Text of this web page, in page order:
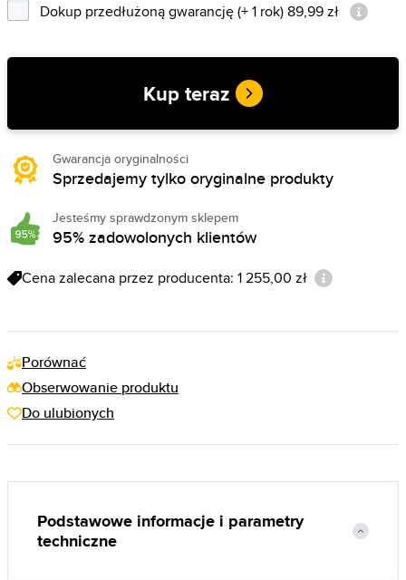
Dokup przedłużoną gwarancję (+ 1 rok) 89,99 zł
Kup teraz
Gwarancja oryginalności
Sprzedajemy tylko oryginalne produkty
Jesteśmy sprawdzonym sklepem
95% zadowolonych klientów
Cena zalecana przez producenta: 1 255,00 zł
Porównać
Obserwowanie produktu
Do ulubionych
Podstawowe informacje i parametry
techniczne